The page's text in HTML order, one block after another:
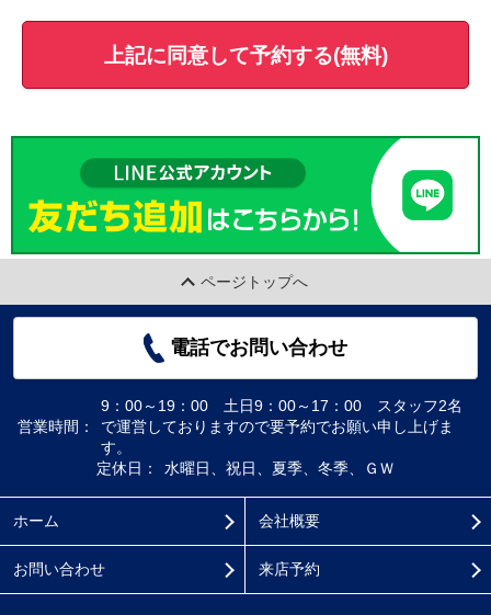
上記に同意して予約する(無料)
ページトップへ
電話でお問い合わせ
営業時間：
9：00～19：00 土日9：00～17：00 スタッフ2名
で運営しておりますので要予約でお願い申し上げま
す。
定休日：
水曜日、祝日、夏季、冬季、ＧＷ
ホーム 会社概要
お問い合わせ 来店予約